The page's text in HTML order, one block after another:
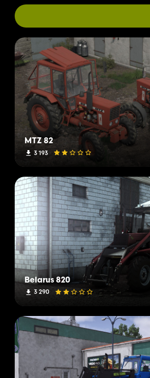
MTZ 82
3 193
Belarus 820
3 290